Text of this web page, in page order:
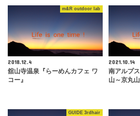
m&R outdoor lab
2018.12.4
舘山寺温泉『らーめんカフェ ワ
コー』
2021.10.14
南アルプ
山～京丸山
GUIDE 3rdhair